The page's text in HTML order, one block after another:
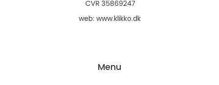
web: www.klikko.dk
Menu